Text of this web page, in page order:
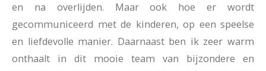
en na overlijden. Maar ook hoe er wordt
gecommuniceerd met de kinderen, op een speelse
en liefdevolle manier. Daarnaast ben ik zeer warm
onthaalt in dit mooie team van bijzondere en